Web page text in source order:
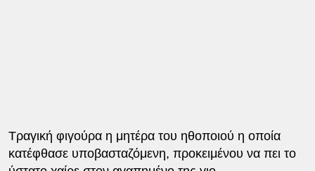
Τραγική φιγούρα η μητέρα του ηθοποιού η οποία
κατέφθασε υποβασταζόμενη, προκειμένου να πει το